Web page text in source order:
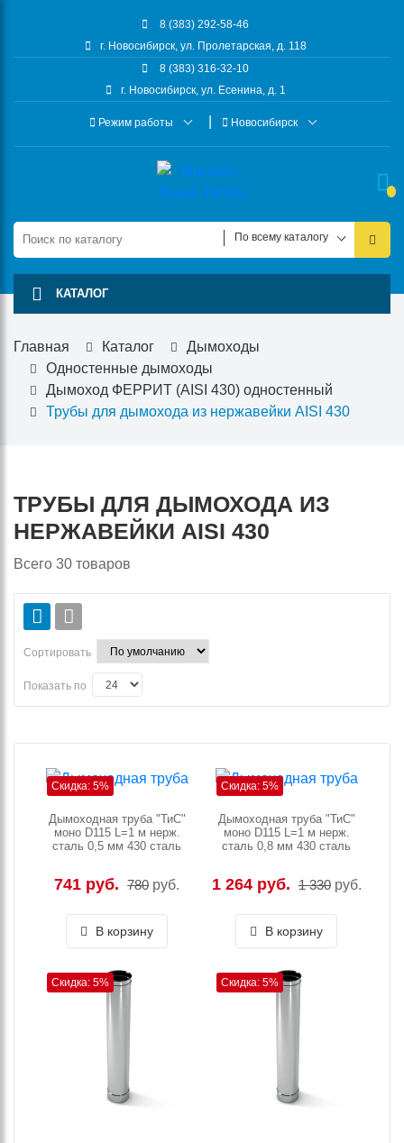
8 (383) 292-58-46
г. Новосибирск, ул. Пролетарская, д. 118
8 (383) 316-32-10
г. Новосибирск, ул. Есенина, д. 1
Режим работы Новосибирск
По всему каталогу
КАТАЛОГ
Главная Каталог
Дымоходы
Одностенные дымоходы
Дымоход ФЕРРИТ (AISI 430) одностенный
Трубы для дымохода из нержавейки AISI 430
ТРУБЫ ДЛЯ ДЫМОХОДА ИЗ
НЕРЖАВЕЙКИ AISI 430
Всего 30 товаров
Сортировать
Показать по
Скидка: 5%
Дымоходная труба "ТиС"
моно D115 L=1 м нерж.
сталь 0,5 мм 430 сталь
741 руб. 780 руб.
В корзину
Скидка: 5%
Дымоходная труба "ТиС"
моно D115 L=1 м нерж.
сталь 0,8 мм 430 сталь
1 264 руб. 1 330 руб.
В корзину
Скидка: 5% Скидка: 5%